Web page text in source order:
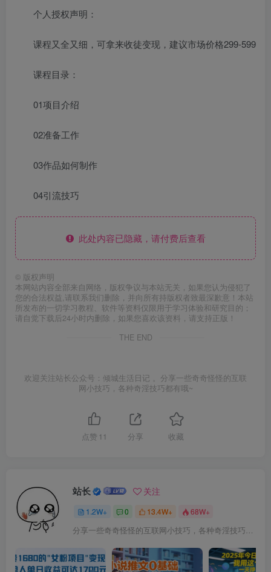
个人授权声明：
课程又全又细，可拿来收徒变现，建议市场价格299-599
课程目录：
01项目介绍
02准备工作
03作品如何制作
04引流技巧
此处内容已隐藏，请付费后查看
© 版权声明
本网站内容全部来自网络，版权争议与本站无关，如果您认为侵犯了
您的合法权益,请联系我们删除，并向所有持版权者致最深歉意！本站
所发布的一切学习教程、软件等资料仅限用于学习体验和研究目的；
请自觉下载后24小时内删除，如果您喜欢该资料，请支持正版！
THE END
欢迎关注站长公众号：倾城生活日记 。分享一些奇奇怪怪的互联
网小技巧，各种奇淫技巧都有哦~
点赞 11 分享 收藏
站长 关注
1.2W+ 0 13.4W+ 68W+
分享一些奇奇怪怪的互联网小技巧，各种奇淫技巧都在本站。